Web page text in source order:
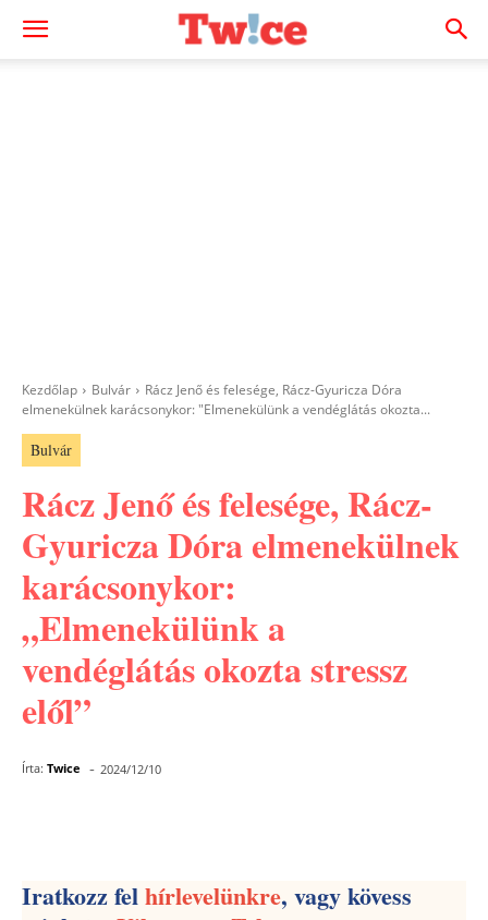
Kezdőlap Bulvár
Rácz Jenő és felesége, Rácz-Gyuricza Dóra
elmenekülnek karácsonykor: "Elmenekülünk a vendéglátás okozta...
Bulvár
Rácz Jenő és felesége, Rácz-
Gyuricza Dóra elmenekülnek
karácsonykor:
„Elmenekülünk a
vendéglátás okozta stressz
elől”
Írta: Twice - 2024/12/10
Iratkozz felhírlevelünkre, vagy kövess